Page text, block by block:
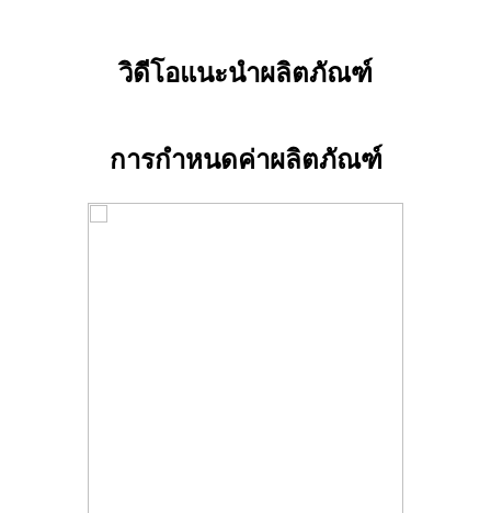
วิดีโอแนะนำผลิตภัณฑ์
การกำหนดค่าผลิตภัณฑ์